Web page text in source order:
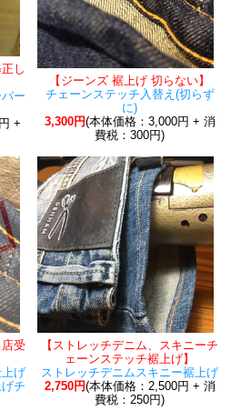
し
ー
+
【ジーンズ 裾上げ 切らない】
チェーンステッチ入替え(切らず
に)
3,300円(本体価格：3,000円 + 消
費税：300円)
受
上げ
チ
【ストレッチデニム、スキニーチ
ェーンステッチ裾上げ】
ストレッチデニムスキニー裾上げ
2,750円(本体価格：2,500円 + 消
費税：250円)